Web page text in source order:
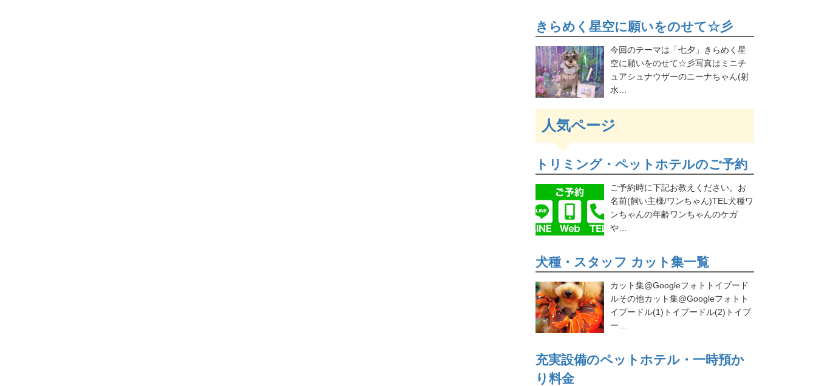
きらめく星空に願いをのせて☆彡
今回のテーマは「七夕」きらめく星
空に願いをのせて☆彡写真はミニチ
ュアシュナウザーのニーナちゃん(射
水…
人気ページ
トリミング・ペットホテルのご予約
ご予約時に下記お教えください。お
名前(飼い主様/ワンちゃん)TEL犬種ワ
ンちゃんの年齢ワンちゃんのケガ
や…
犬種・スタッフ カット集一覧
カット集@Googleフォトトイプード
ルその他カット集@Googleフォトト
イプードル(1)トイプードル(2)トイプ
ー…
充実設備のペットホテル・一時預か
り料金